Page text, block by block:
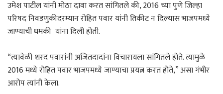
उमेश पाटील यांनी मोठा दावा करत सांगितले की, 2016 च्या पुणे जिल्हा
परिषद निवडणुकीदरम्यान रोहित पवार यांनी तिकीट न दिल्यास भाजपमध्ये
जाण्याची धमकी यांना दिली होती.
“त्यावेळी शरद पवारांनी अजितदादांना विचारायला सांगितले होते. त्यामुळे
2016 मध्ये रोहित पवार भाजपमध्ये जाण्याचा प्रयत्न करत होते,” असा गंभीर
आरोप त्यांनी केला.